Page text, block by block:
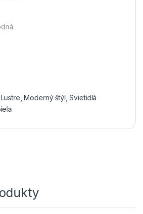
Lustre ,Moderný štýl ,Svietidlá